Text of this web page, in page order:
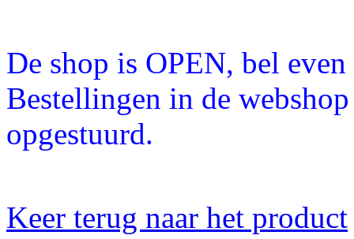
De shop is OPEN, bel
Bestellingen in de
opgestuurd.
Keer terug naar het product